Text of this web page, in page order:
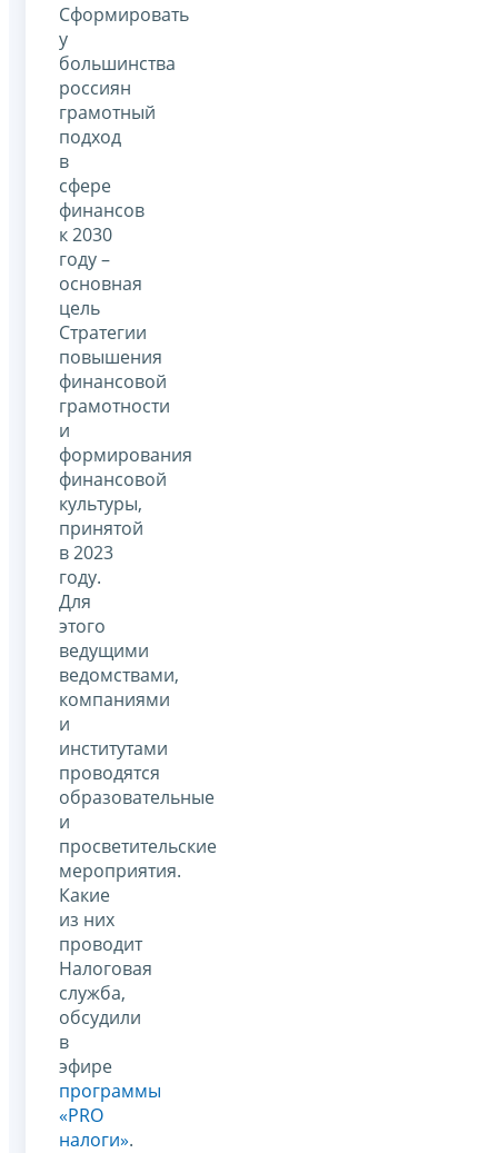
Сформировать
у
большинства
россиян
грамотный
подход
в
сфере
финансов
к 2030
году –
основная
цель
Стратегии
повышения
финансовой
грамотности
и
формирования
финансовой
культуры,
принятой
в 2023
году.
Для
этого
ведущими
ведомствами,
компаниями
и
институтами
проводятся
образовательные
и
просветительские
мероприятия.
Какие
из них
проводит
Налоговая
служба,
обсудили
в
эфире
программы
«PRO
налоги».